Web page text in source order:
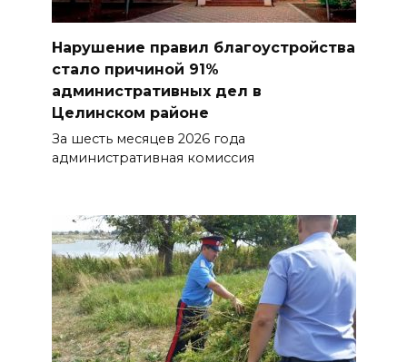
Нарушение правил благоустройства
стало причиной 91%
административных дел в
Целинском районе
За шесть месяцев 2026 года
административная комиссия